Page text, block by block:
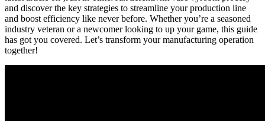
and discover the key strategies to streamline your production line
and boost efficiency like never before. Whether you’re a seasoned
industry veteran or a newcomer looking to up your game, this guide
has got you covered. Let’s transform your manufacturing operation
together!